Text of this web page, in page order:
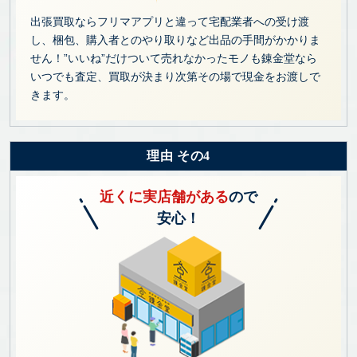
出張買取ならフリマアプリと違って宅配業者への受け渡
し、梱包、購入者とのやり取りなど出品の手間がかかりま
せん！”いいね”だけついて売れなかったモノも錬金堂なら
いつでも査定、買取が決まり次第その場で現金をお渡しで
きます。
理由 その4
近くに実店舗があるので
安心！